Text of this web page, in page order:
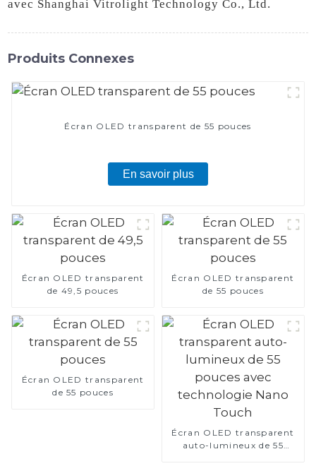
avec Shanghai Vitrolight Technology Co., Ltd.
Produits Connexes
Écran OLED transparent de 55 pouces
En savoir plus
Écran OLED transparent
de 49,5 pouces
Écran OLED transparent
de 55 pouces
Écran OLED transparent
de 55 pouces
Écran OLED transparent
auto-lumineux de 55